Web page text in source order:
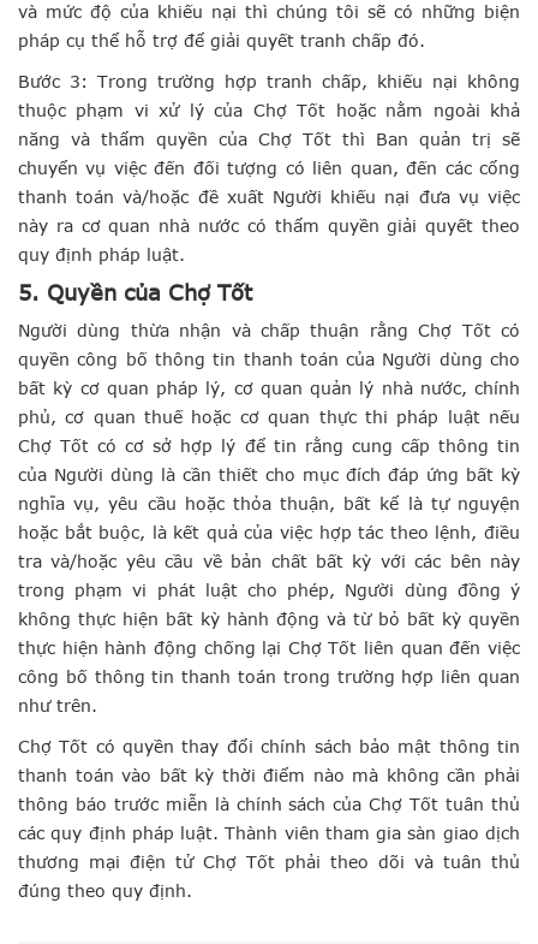
và mức độ của khiếu nại thì chúng tôi sẽ có những biện
pháp cụ thể hỗ trợ để giải quyết tranh chấp đó.
Bước 3: Trong trường hợp tranh chấp, khiếu nại không
thuộc phạm vi xử lý của Chợ Tốt hoặc nằm ngoài khả
năng và thẩm quyền của Chợ Tốt thì Ban quản trị sẽ
chuyển vụ việc đến đối tượng có liên quan, đến các cổng
thanh toán và/hoặc đề xuất Người khiếu nại đưa vụ việc
này ra cơ quan nhà nước có thẩm quyền giải quyết theo
quy định pháp luật.
5. Quyền của Chợ Tốt
Người dùng thừa nhận và chấp thuận rằng Chợ Tốt có
quyền công bố thông tin thanh toán của Người dùng cho
bất kỳ cơ quan pháp lý, cơ quan quản lý nhà nước, chính
phủ, cơ quan thuế hoặc cơ quan thực thi pháp luật nếu
Chợ Tốt có cơ sở hợp lý để tin rằng cung cấp thông tin
của Người dùng là cần thiết cho mục đích đáp ứng bất kỳ
nghĩa vụ, yêu cầu hoặc thỏa thuận, bất kể là tự nguyện
hoặc bắt buộc, là kết quả của việc hợp tác theo lệnh, điều
tra và/hoặc yêu cầu về bản chất bất kỳ với các bên này
trong phạm vi phát luật cho phép, Người dùng đồng ý
không thực hiện bất kỳ hành động và từ bỏ bất kỳ quyền
thực hiện hành động chống lại Chợ Tốt liên quan đến việc
công bố thông tin thanh toán trong trường hợp liên quan
như trên.
Chợ Tốt có quyền thay đổi chính sách bảo mật thông tin
thanh toán vào bất kỳ thời điểm nào mà không cần phải
thông báo trước miễn là chính sách của Chợ Tốt tuân thủ
các quy định pháp luật. Thành viên tham gia sàn giao dịch
thương mại điện tử Chợ Tốt phải theo dõi và tuân thủ
đúng theo quy định.